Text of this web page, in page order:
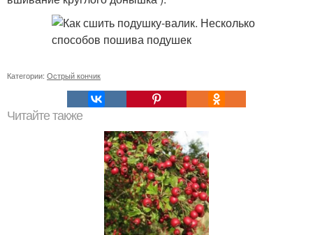
Категории: Острый кончик
Читайте также